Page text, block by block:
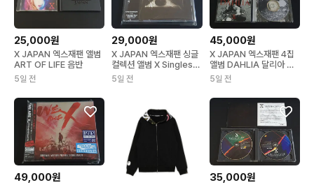
25,000원
X JAPAN 엑스재팬 앨범
ART OF LIFE 음반
5일 전
29,000원
X JAPAN 엑스재팬 싱글
컬렉션 앨범 X Singles
베스트 음반
5일 전
45,000원
X JAPAN 엑스재팬 4집
앨범 DAHLIA 달리아 음
반
5일 전
49,000원 35,000원